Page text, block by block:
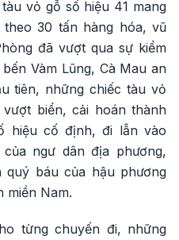
vỏ gỗ số hiệu 41 mang
theo 30 tấn hàng hóa, vũ
đã vượt qua sự kiểm
Vàm Lũng, Cà Mau an
tiên, những chiếc tàu vỏ
biển, cải hoán thành
hiệu cố định, đi lẫn vào
ngư dân địa phương,
quý báu của hậu phương
miền Nam.
từng chuyến đi, những